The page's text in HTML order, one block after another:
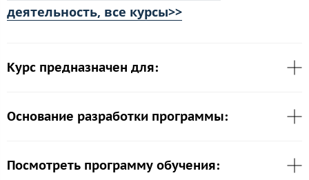
деятельность, все курсы>>
Курс предназначен для:
Основание разработки программы:
Посмотреть программу обучения: